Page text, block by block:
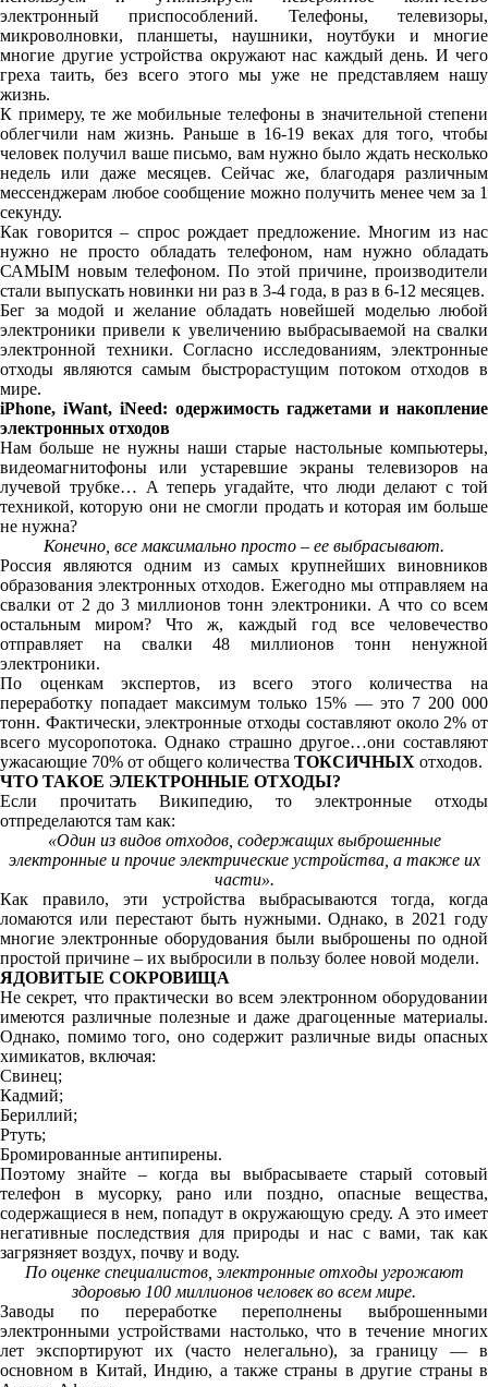
электронный приспособлений. Телефоны, телевизоры,
микроволновки, планшеты, наушники, ноутбуки и многие
многие другие устройства окружают нас каждый день. И чего
греха таить, без всего этого мы уже не представляем нашу
жизнь.
К примеру, те же мобильные телефоны в значительной степени
облегчили нам жизнь. Раньше в 16-19 веках для того, чтобы
человек получил ваше письмо, вам нужно было ждать несколько
недель или даже месяцев. Сейчас же, благодаря различным
мессенджерам любое сообщение можно получить менее чем за 1
секунду.
Как говорится – спрос рождает предложение. Многим из нас
нужно не просто обладать телефоном, нам нужно обладать
САМЫМ новым телефоном. По этой причине, производители
стали выпускать новинки ни раз в 3-4 года, в раз в 6-12 месяцев.
Бег за модой и желание обладать новейшей моделью любой
электроники привели к увеличению выбрасываемой на свалки
электронной техники. Согласно исследованиям, электронные
отходы являются самым быстрорастущим потоком отходов в
мире.
iPhone, iWant, iNeed: одержимость гаджетами и накопление
электронных отходов
Нам больше не нужны наши старые настольные компьютеры,
видеомагнитофоны или устаревшие экраны телевизоров на
лучевой трубке… А теперь угадайте, что люди делают с той
техникой, которую они не смогли продать и которая им больше
не нужна?
Конечно, все максимально просто – ее выбрасывают.
Россия являются одним из самых крупнейших виновников
образования электронных отходов. Ежегодно мы отправляем на
свалки от 2 до 3 миллионов тонн электроники. А что со всем
остальным миром? Что ж, каждый год все человечество
отправляет на свалки 48 миллионов тонн ненужной
электроники.
По оценкам экспертов, из всего этого количества на
переработку попадает максимум только 15% — это 7 200 000
тонн. Фактически, электронные отходы составляют около 2% от
всего мусоропотока. Однако страшно другое…они составляют
ужасающие 70% от общего количества ТОКСИЧНЫХ отходов.
ЧТО ТАКОЕ ЭЛЕКТРОННЫЕ ОТХОДЫ?
Если прочитать Википедию, то электронные отходы
отпределаются там как:
«Один из видов отходов, содержащих выброшенные
электронные и прочие электрические устройства, а также их
части».
Как правило, эти устройства выбрасываются тогда, когда
ломаются или перестают быть нужными. Однако, в 2021 году
многие электронные оборудования были выброшены по одной
простой причине – их выбросили в пользу более новой модели.
ЯДОВИТЫЕ СОКРОВИЩА
Не секрет, что практически во всем электронном оборудовании
имеются различные полезные и даже драгоценные материалы.
Однако, помимо того, оно содержит различные виды опасных
химикатов, включая:
Свинец;
Кадмий;
Бериллий;
Ртуть;
Бромированные антипирены.
Поэтому знайте – когда вы выбрасываете старый сотовый
телефон в мусорку, рано или поздно, опасные вещества,
содержащиеся в нем, попадут в окружающую среду. А это имеет
негативные последствия для природы и нас с вами, так как
загрязняет воздух, почву и воду.
По оценке специалистов, электронные отходы угрожают
здоровью 100 миллионов человек во всем мире.
Заводы по переработке переполнены выброшенными
электронными устройствами настолько, что в течение многих
лет экспортируют их (часто нелегально), за границу — в
основном в Китай, Индию, а также страны в другие страны в